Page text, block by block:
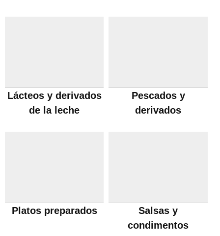
Lácteos y derivados
de la leche
Pescados y
derivados
Platos preparados
Salsas y
condimentos